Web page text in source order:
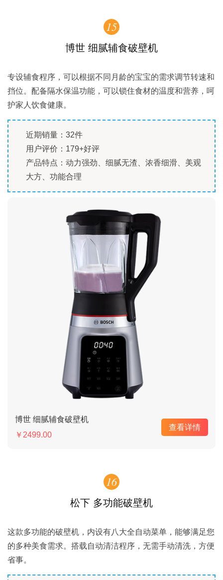
15
博世 细腻辅食破壁机
专设辅食程序，可以根据不同月龄的宝宝的需求调节转速和
挡位。配备隔水保温功能，可以锁住食材的温度和营养，呵
护家人饮食健康。
近期销量：32件
用户评价：179+好评
产品特点：动力强劲、细腻无渣、浓香细滑、美观
大方、功能合理
博世 细腻辅食破壁机
￥2499.00
查看详情
16
松下 多功能破壁机
这款多功能的破壁机，内设有八大全自动菜单，能够满足您
的多种美食需求。搭载自动清洁程序，无需手动清洗，方便
省事。